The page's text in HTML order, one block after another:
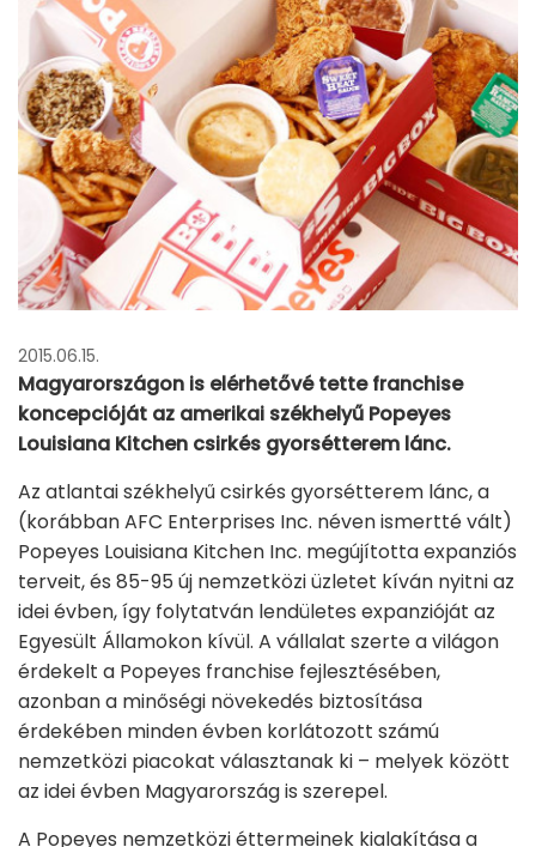
2015.06.15.
Magyarországon is elérhetővé tette franchise
koncepcióját az amerikai székhelyű Popeyes
Louisiana Kitchen csirkés gyorsétterem lánc.
Az atlantai székhelyű csirkés gyorsétterem lánc, a
(korábban AFC Enterprises Inc. néven ismertté vált)
Popeyes Louisiana Kitchen Inc. megújította expanziós
terveit, és 85-95 új nemzetközi üzletet kíván nyitni az
idei évben, így folytatván lendületes expanzióját az
Egyesült Államokon kívül. A vállalat szerte a világon
érdekelt a Popeyes franchise fejlesztésében,
azonban a minőségi növekedés biztosítása
érdekében minden évben korlátozott számú
nemzetközi piacokat választanak ki – melyek között
az idei évben Magyarország is szerepel.
A Popeyes nemzetközi éttermeinek kialakítása a